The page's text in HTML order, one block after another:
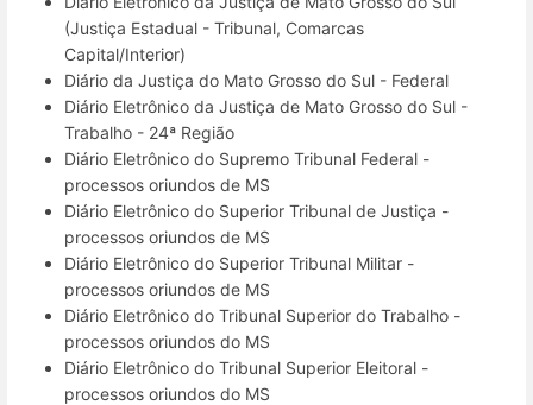
(Justiça Estadual - Tribunal, Comarcas
Capital/Interior)
Diário da Justiça do Mato Grosso do Sul - Federal
Diário Eletrônico da Justiça de Mato Grosso do Sul -
Trabalho - 24ª Região
Diário Eletrônico do Supremo Tribunal Federal -
processos oriundos de MS
Diário Eletrônico do Superior Tribunal de Justiça -
processos oriundos de MS
Diário Eletrônico do Superior Tribunal Militar -
processos oriundos de MS
Diário Eletrônico do Tribunal Superior do Trabalho -
processos oriundos do MS
Diário Eletrônico do Tribunal Superior Eleitoral -
processos oriundos do MS